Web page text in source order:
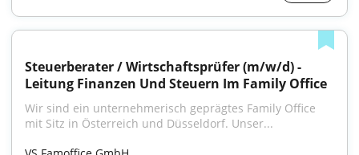
Steuerberater / Wirtschaftsprüfer (m/w/d) -
Leitung Finanzen Und Steuern Im Family Office
Wir sind ein unternehmerisch geprägtes Family Office
mit Sitz in Österreich und Düsseldorf. Unser...